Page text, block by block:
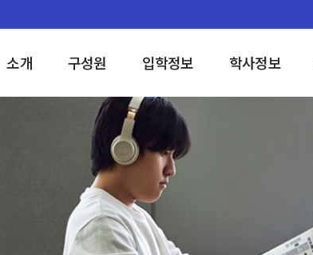
소개 구성원 입학정보 학사정보